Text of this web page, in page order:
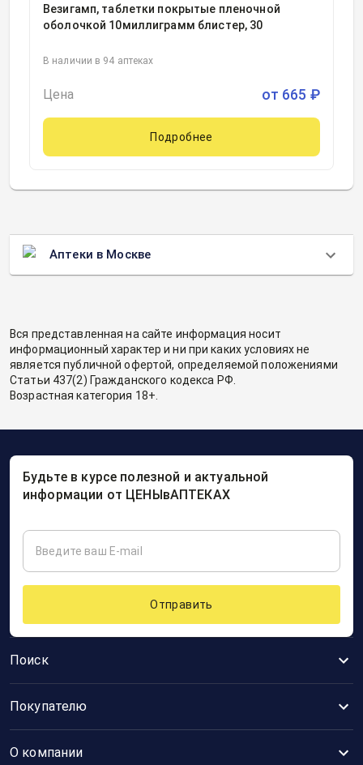
Везигамп, таблетки покрытые пленочной
оболочкой 10миллиграмм блистер, 30
В наличии в 94 аптеках
Цена от 665 ₽
Подробнее
Аптеки в Москве
Вся представленная на сайте информация носит
информационный характер и ни при каких условиях не
является публичной офертой, определяемой положениями
Статьи 437(2) Гражданского кодекса РФ.
Возрастная категория 18+.
Поиск
Покупателю
О компании
Будьте в курсе полезной и актуальной
информации от ЦЕНЫвАПТЕКАХ
Отправить